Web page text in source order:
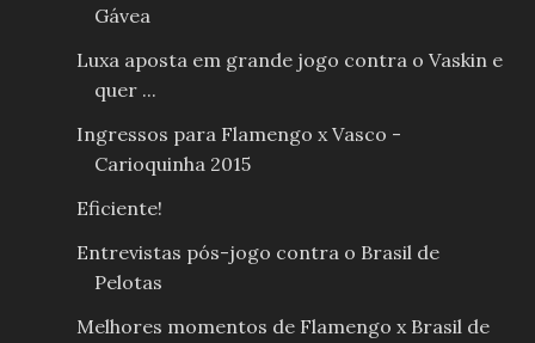
Gávea
Luxa aposta em grande jogo contra o Vaskin e
quer ...
Ingressos para Flamengo x Vasco -
Carioquinha 2015
Eficiente!
Entrevistas pós-jogo contra o Brasil de
Pelotas
Melhores momentos de Flamengo x Brasil de